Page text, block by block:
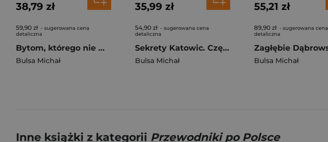
38,79 zł
59,90 zł - sugerowana cena
detaliczna
Bytom, którego nie ma. Miasto, którego nie ma
Bulsa Michał
35,99 zł
54,90 zł - sugerowana cena
detaliczna
Sekrety Katowic. Część 2. Sekrety
Bulsa Michał
55,21 zł
89,90 zł - sugerowana cena
detaliczna
Bulsa Michał
Inne książki z kategorii Przewodniki po Polsce